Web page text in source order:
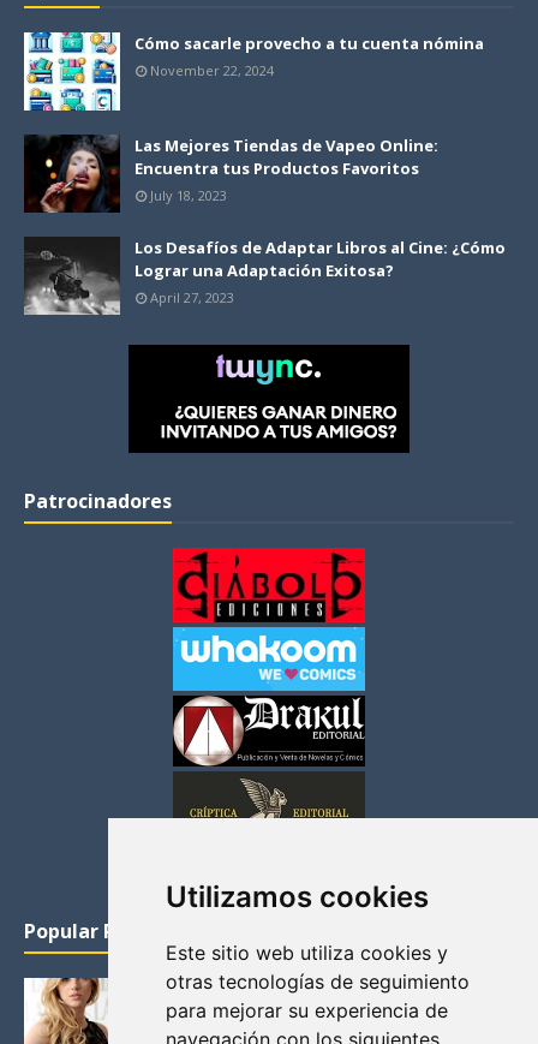
Utilizamos cookies
Este sitio web utiliza cookies y
otras tecnologías de seguimiento
para mejorar su experiencia de
navegación con los siguientes
Cómo sacarle provecho a tu cuenta nómina
November 22, 2024
Las Mejores Tiendas de Vapeo Online:
Encuentra tus Productos Favoritos
July 18, 2023
Los Desafíos de Adaptar Libros al Cine: ¿Cómo
Lograr una Adaptación Exitosa?
April 27, 2023
Patrocinadores
Popular Posts
KATHERYN WINNICK: LA ACTRIZ MAS GUAPA DE
VIKINGOS
Junio 14, 2013